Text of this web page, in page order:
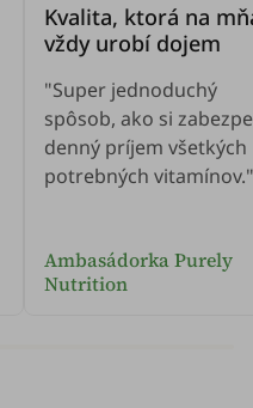
Kvalita, ktorá na
vždy urobí dojem
"Super jednoduchý
spôsob, ako si
denný príjem všetkých
potrebných vitamínov."
Ambasádorka Purely
Nutrition